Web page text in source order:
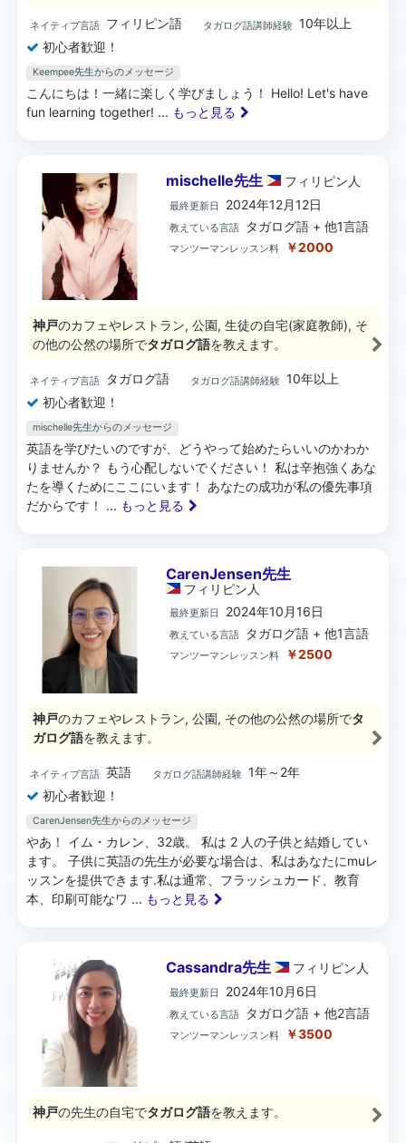
ネイティブ言語 フィリピン語 タガログ語講師経験 10年以上
初心者歓迎！
Keempee先生からのメッセージ
こんにちは！一緒に楽しく学びましょう！ Hello! Let's have
fun learning together! ... もっと見る
mischelle先生 フィリピン 人
最終更新日 2024年12月12日
教えている言語 タガログ語 + 他1言語
マンツーマンレッスン料 ￥2000
神戸のカフェやレストラン, 公園, 生徒の自宅(家庭教師), そ
の他の公然の場所でタガログ語を教えます。
ネイティブ言語 タガログ語 タガログ語講師経験 10年以上
初心者歓迎！
mischelle先生からのメッセージ
英語を学びたいのですが、どうやって始めたらいいのかわか
りませんか？ もう心配しないでください！ 私は辛抱強くあな
たを導くためにここにいます！ あなたの成功が私の優先事項
だからです！ ... もっと見る
CarenJensen先生
フィリピン 人
最終更新日 2024年10月16日
教えている言語 タガログ語 + 他1言語
マンツーマンレッスン料 ￥2500
神戸のカフェやレストラン, 公園, その他の公然の場所でタ
ガログ語を教えます。
ネイティブ言語 英語 タガログ語講師経験 1年～2年
初心者歓迎！
CarenJensen先生からのメッセージ
やあ！ イム・カレン、32歳。 私は 2 人の子供と結婚してい
ます。 子供に英語の先生が必要な場合は、私はあなたにmuレ
ッスンを提供できます.私は通常、フラッシュカード、教育
本、印刷可能なワ ... もっと見る
Cassandra先生 フィリピン 人
最終更新日 2024年10月6日
教えている言語 タガログ語 + 他2言語
マンツーマンレッスン料 ￥3500
神戸の先生の自宅でタガログ語を教えます。